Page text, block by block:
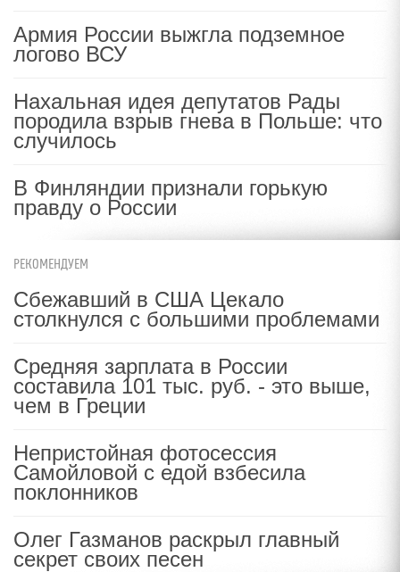
Армия России выжгла подземное
логово ВСУ
Нахальная идея депутатов Рады
породила взрыв гнева в Польше: что
случилось
В Финляндии признали горькую
правду о России
РЕКОМЕНДУЕМ
Сбежавший в США Цекало
столкнулся с большими проблемами
Средняя зарплата в России
составила 101 тыс. руб. - это выше,
чем в Греции
Непристойная фотосессия
Самойловой с едой взбесила
поклонников
Олег Газманов раскрыл главный
секрет своих песен